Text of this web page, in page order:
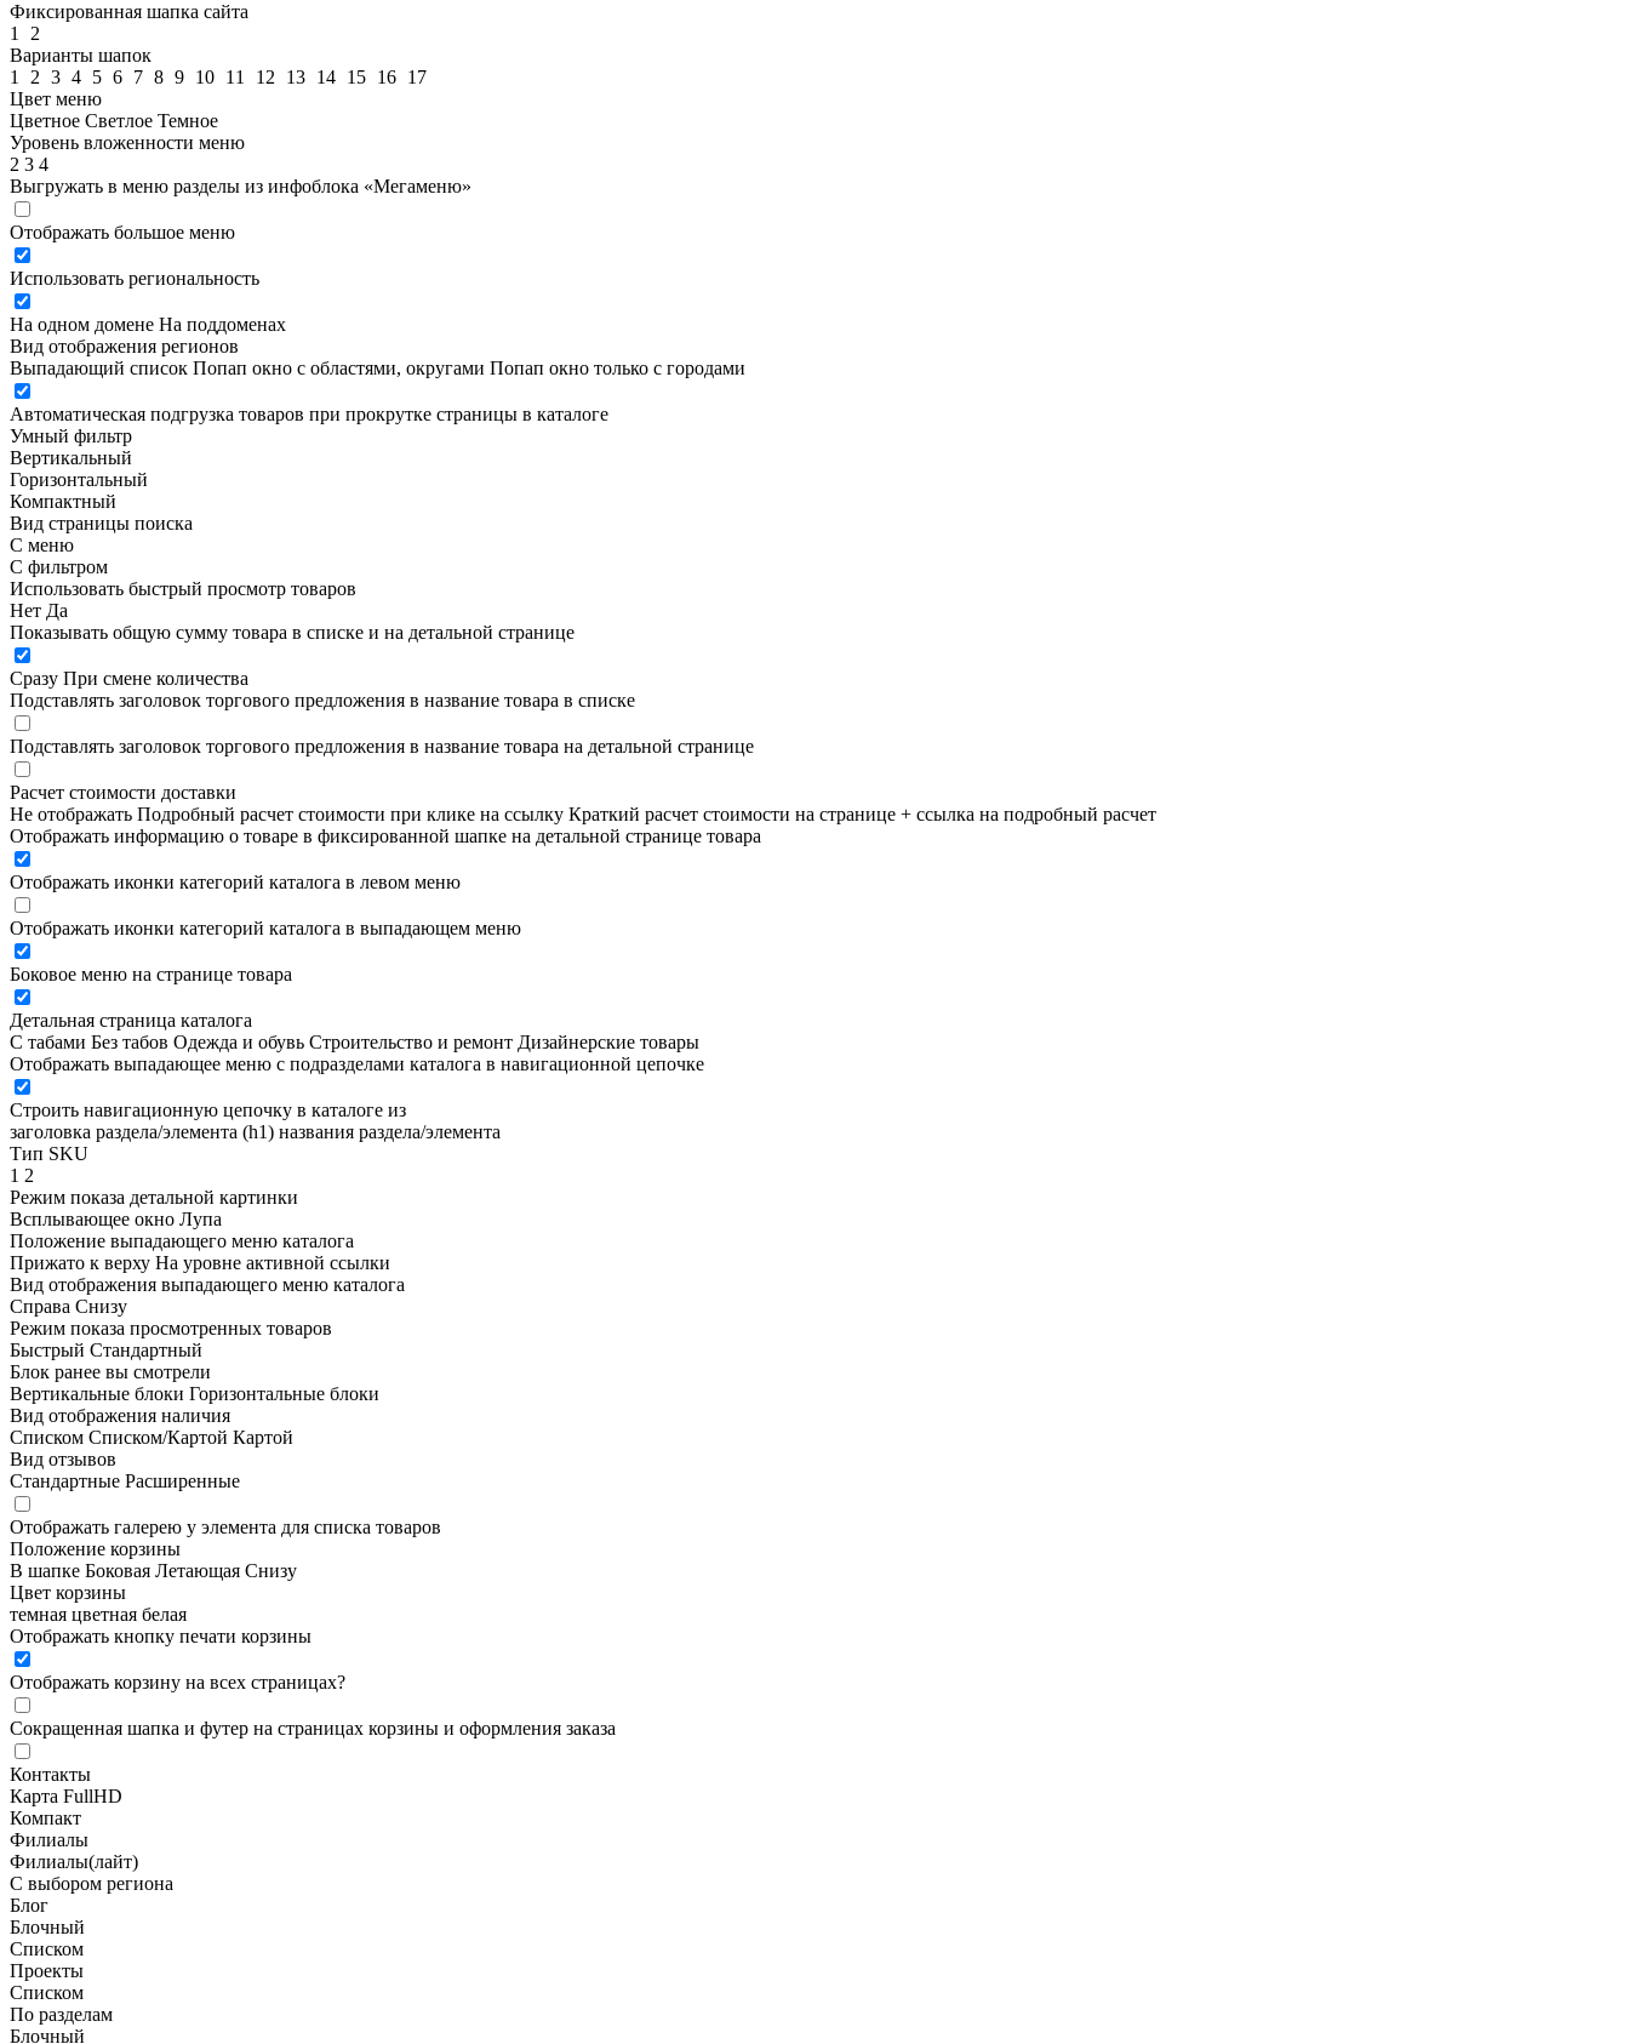
Фиксированная шапка сайта
1
2
Варианты шапок
1
2 3 4 5 6 7 8 9 10 11 12 13 14 15 16 17
Цвет меню
Цветное Светлое Темное
Уровень вложенности меню
2 3 4
Выгружать в меню разделы из инфоблока «Мегаменю»
Отображать большое меню
Использовать региональность
На одном домене На поддоменах
Вид отображения регионов
Выпадающий список Попап окно c областями, округами Попап окно только с городами
Автоматическая подгрузка товаров при прокрутке страницы в каталоге
Умный фильтр
Вертикальный
Горизонтальный
Компактный
Вид страницы поиска
С меню
С фильтром
Использовать быстрый просмотр товаров
Нет Да
Показывать общую сумму товара в списке и на детальной странице
Сразу При смене количества
Подставлять заголовок торгового предложения в название товара в списке
Подставлять заголовок торгового предложения в название товара на детальной странице
Расчет стоимости доставки
Не отображать Подробный расчет стоимости при клике на ссылку Краткий расчет стоимости на странице + ссылка на подробный расчет
Отображать информацию о товаре в фиксированной шапке на детальной странице товара
Отображать иконки категорий каталога в левом меню
Отображать иконки категорий каталога в выпадающем меню
Боковое меню на странице товара
Детальная страница каталога
С табами Без табов Одежда и обувь Строительство и ремонт Дизайнерские товары
Отображать выпадающее меню с подразделами каталога в навигационной цепочке
Строить навигационную цепочку в каталоге из
заголовка раздела/элемента (h1) названия раздела/элемента
Тип SKU
1 2
Режим показа детальной картинки
Всплывающее окно Лупа
Положение выпадающего меню каталога
Прижато к верху На уровне активной ссылки
Вид отображения выпадающего меню каталога
Справа Снизу
Режим показа просмотренных товаров
Быстрый Стандартный
Блок ранее вы смотрели
Вертикальные блоки Горизонтальные блоки
Вид отображения наличия
Списком Списком/Картой Картой
Вид отзывов
Стандартные Расширенные
Отображать галерею у элемента для списка товаров
Положение корзины
В шапке Боковая Летающая Снизу
Цвет корзины
темная цветная белая
Отображать кнопку печати корзины
Отображать корзину на всех страницах?
Сокращенная шапка и футер на страницах корзины и оформления заказа
Контакты
Карта FullHD
Компакт
Филиалы
Филиалы(лайт)
С выбором региона
Блог
Блочный
Списком
Проекты
Списком
По разделам
Блочный